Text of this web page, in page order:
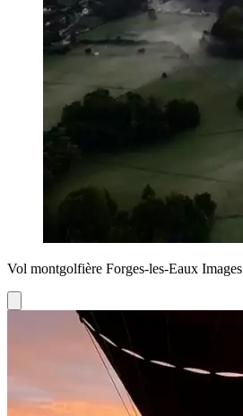
Vol montgolfière Forges-les-Eaux Images